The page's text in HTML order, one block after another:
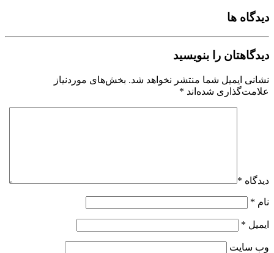
دیدگاه ها
دیدگاهتان را بنویسید
نشانی ایمیل شما منتشر نخواهد شد. بخش‌های موردنیاز
علامت‌گذاری شده‌اند *
دیدگاه *
نام *
ایمیل *
وب‌ سایت